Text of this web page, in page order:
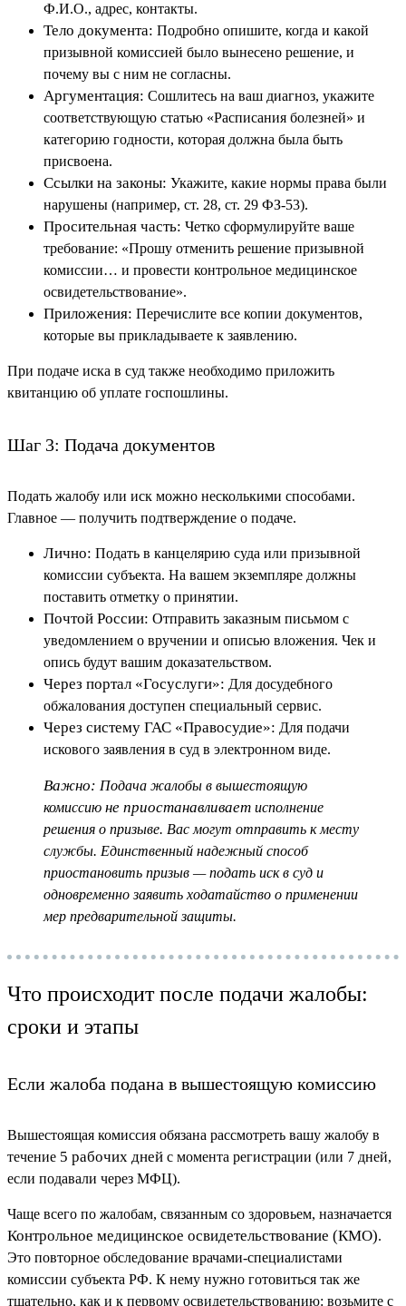
Ф.И.О., адрес, контакты.
Тело документа: Подробно опишите, когда и какой
призывной комиссией было вынесено решение, и
почему вы с ним не согласны.
Аргументация: Сошлитесь на ваш диагноз, укажите
соответствующую статью «Расписания болезней» и
категорию годности, которая должна была быть
присвоена.
Ссылки на законы: Укажите, какие нормы права были
нарушены (например, ст. 28, ст. 29 ФЗ-53).
Просительная часть: Четко сформулируйте ваше
требование: «Прошу отменить решение призывной
комиссии… и провести контрольное медицинское
освидетельствование».
Приложения: Перечислите все копии документов,
которые вы прикладываете к заявлению.
При подаче иска в суд также необходимо приложить
квитанцию об уплате госпошлины.
Шаг 3: Подача документов
Подать жалобу или иск можно несколькими способами.
Главное — получить подтверждение о подаче.
Лично: Подать в канцелярию суда или призывной
комиссии субъекта. На вашем экземпляре должны
поставить отметку о принятии.
Почтой России: Отправить заказным письмом с
уведомлением о вручении и описью вложения. Чек и
опись будут вашим доказательством.
Через портал «Госуслуги»: Для досудебного
обжалования доступен специальный сервис.
Через систему ГАС «Правосудие»: Для подачи
искового заявления в суд в электронном виде.
Важно: Подача жалобы в вышестоящую
комиссию не приостанавливает исполнение
решения о призыве. Вас могут отправить к месту
службы. Единственный надежный способ
приостановить призыв — подать иск в суд и
одновременно заявить ходатайство о применении
мер предварительной защиты.
Что происходит после подачи жалобы:
сроки и этапы
Если жалоба подана в вышестоящую комиссию
Вышестоящая комиссия обязана рассмотреть вашу жалобу в
течение 5 рабочих дней с момента регистрации (или 7 дней,
если подавали через МФЦ).
Чаще всего по жалобам, связанным со здоровьем, назначается
Контрольное медицинское освидетельствование (КМО).
Это повторное обследование врачами-специалистами
комиссии субъекта РФ. К нему нужно готовиться так же
тщательно, как и к первому освидетельствованию: возьмите с